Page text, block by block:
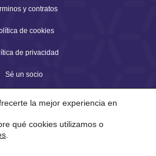
y contratos
de cookies
de privacidad
Sé un socio
Todos los derechos reservados.
con tecnología e inteligencia
la mejor experiencia en
qué cookies utilizamos o